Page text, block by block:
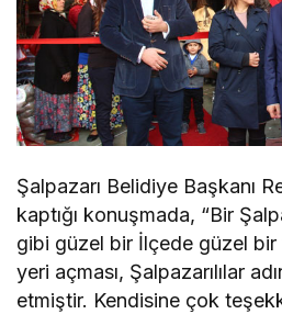
Şalpazarı Belidiye Başkanı
kaptığı konuşmada, “Bir
gibi güzel bir İlçede güzel
yeri açması, Şalpazarılılar
etmiştir. Kendisine çok